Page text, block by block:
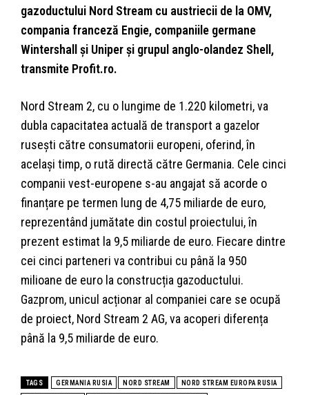
gazoductului Nord Stream cu austriecii de la OMV,
compania franceză Engie, companiile germane
Wintershall și Uniper și grupul anglo-olandez Shell,
transmite Profit.ro.
Nord Stream 2, cu o lungime de 1.220 kilometri, va
dubla capacitatea actuală de transport a gazelor
rusești către consumatorii europeni, oferind, în
același timp, o rută directă către Germania. Cele cinci
companii vest-europene s-au angajat să acorde o
finanțare pe termen lung de 4,75 miliarde de euro,
reprezentând jumătate din costul proiectului, în
prezent estimat la 9,5 miliarde de euro. Fiecare dintre
cei cinci parteneri va contribui cu până la 950
milioane de euro la construcția gazoductului.
Gazprom, unicul acționar al companiei care se ocupă
de proiect, Nord Stream 2 AG, va acoperi diferența
până la 9,5 miliarde de euro.
TAGS GERMANIA RUSIA NORD STREAM NORD STREAM EUROPA RUSIA